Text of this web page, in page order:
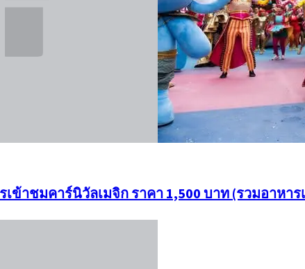
ข้าชมคาร์นิวัลเมจิก ราคา 1,500 บาท (รวมอาหาร